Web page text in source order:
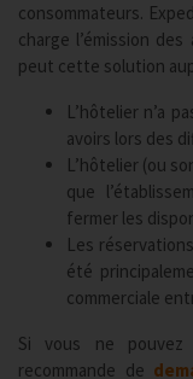
consommateurs.
charge l’émission
peut cette solution
L’hôtelier n’a
avoirs lors des
L’hôtelier (ou
que
fermer les
Les
été
commerciale
Si vous ne pouvez
recommande de